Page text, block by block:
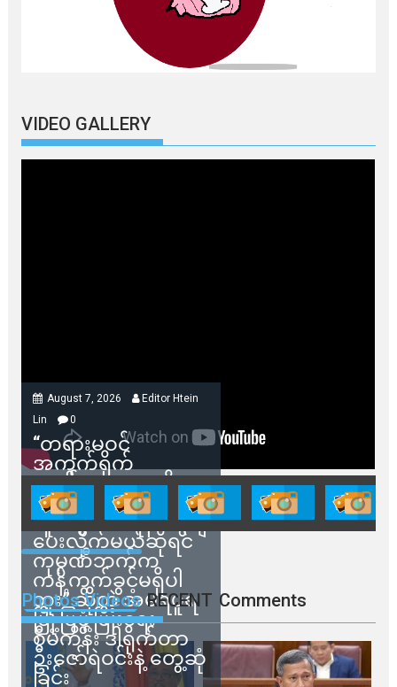
VIDEO GALLERY
August 7, 2026
Editor Htein
Lin
0
“တရားမဝင်
အကွက်ရိုက်
ရောင်းချမှုတွေကို
သက်ဆိုင်ရာတာဝန်ရှိ
သူတွေက ဂရန်တွေချ
ပေးလိုက်မယ်ဆိုရင်
ကုမ္ပဏီဘက်က
ကန့်ကွက်ခွင့်မရှိပါ
ဘူး” ဆိုတဲ့ အမရပူရ
မြို့ပြဖွံ့ဖြိုးရေး
စီမံကိန်း ဒါရိုက်တာ
ဦးဇော်ရဲဝင်းနဲ့ တွေ့ဆုံ
ခြင်း
Photos Videos RECENT Comments